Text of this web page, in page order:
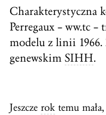
Charakterystyczna
Perregaux – ww.tc
modelu z linii 1966.
genewskim SIHH.
Jeszcze rok temu